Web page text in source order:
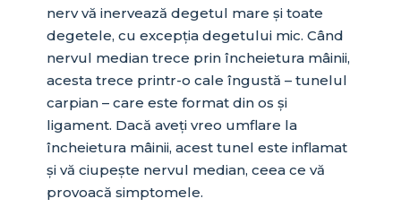
nerv vă inervează degetul mare și toate
degetele, cu excepția degetului mic. Când
nervul median trece prin încheietura mâinii,
acesta trece printr-o cale îngustă – tunelul
carpian – care este format din os și
ligament. Dacă aveți vreo umflare la
încheietura mâinii, acest tunel este inflamat
și vă ciupește nervul median, ceea ce vă
provoacă simptomele.